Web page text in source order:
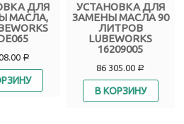
ДЛЯ
МАСЛА,
Р
УСТАНОВКА ДЛЯ
ЗАМЕНЫ МАСЛА 90
ЛИТРОВ
LUBEWORKS
16209005
86 305.00 Р
В КОРЗИНУ